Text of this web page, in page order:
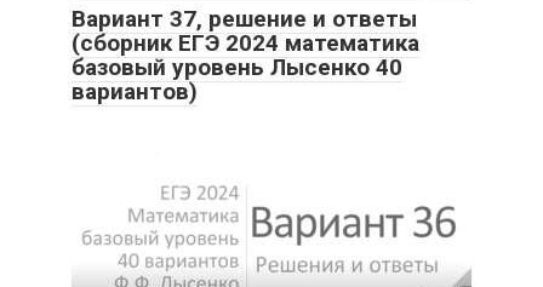
Вариант 37, решение и ответы
(сборник ЕГЭ 2024 математика
базовый уровень Лысенко 40
вариантов)